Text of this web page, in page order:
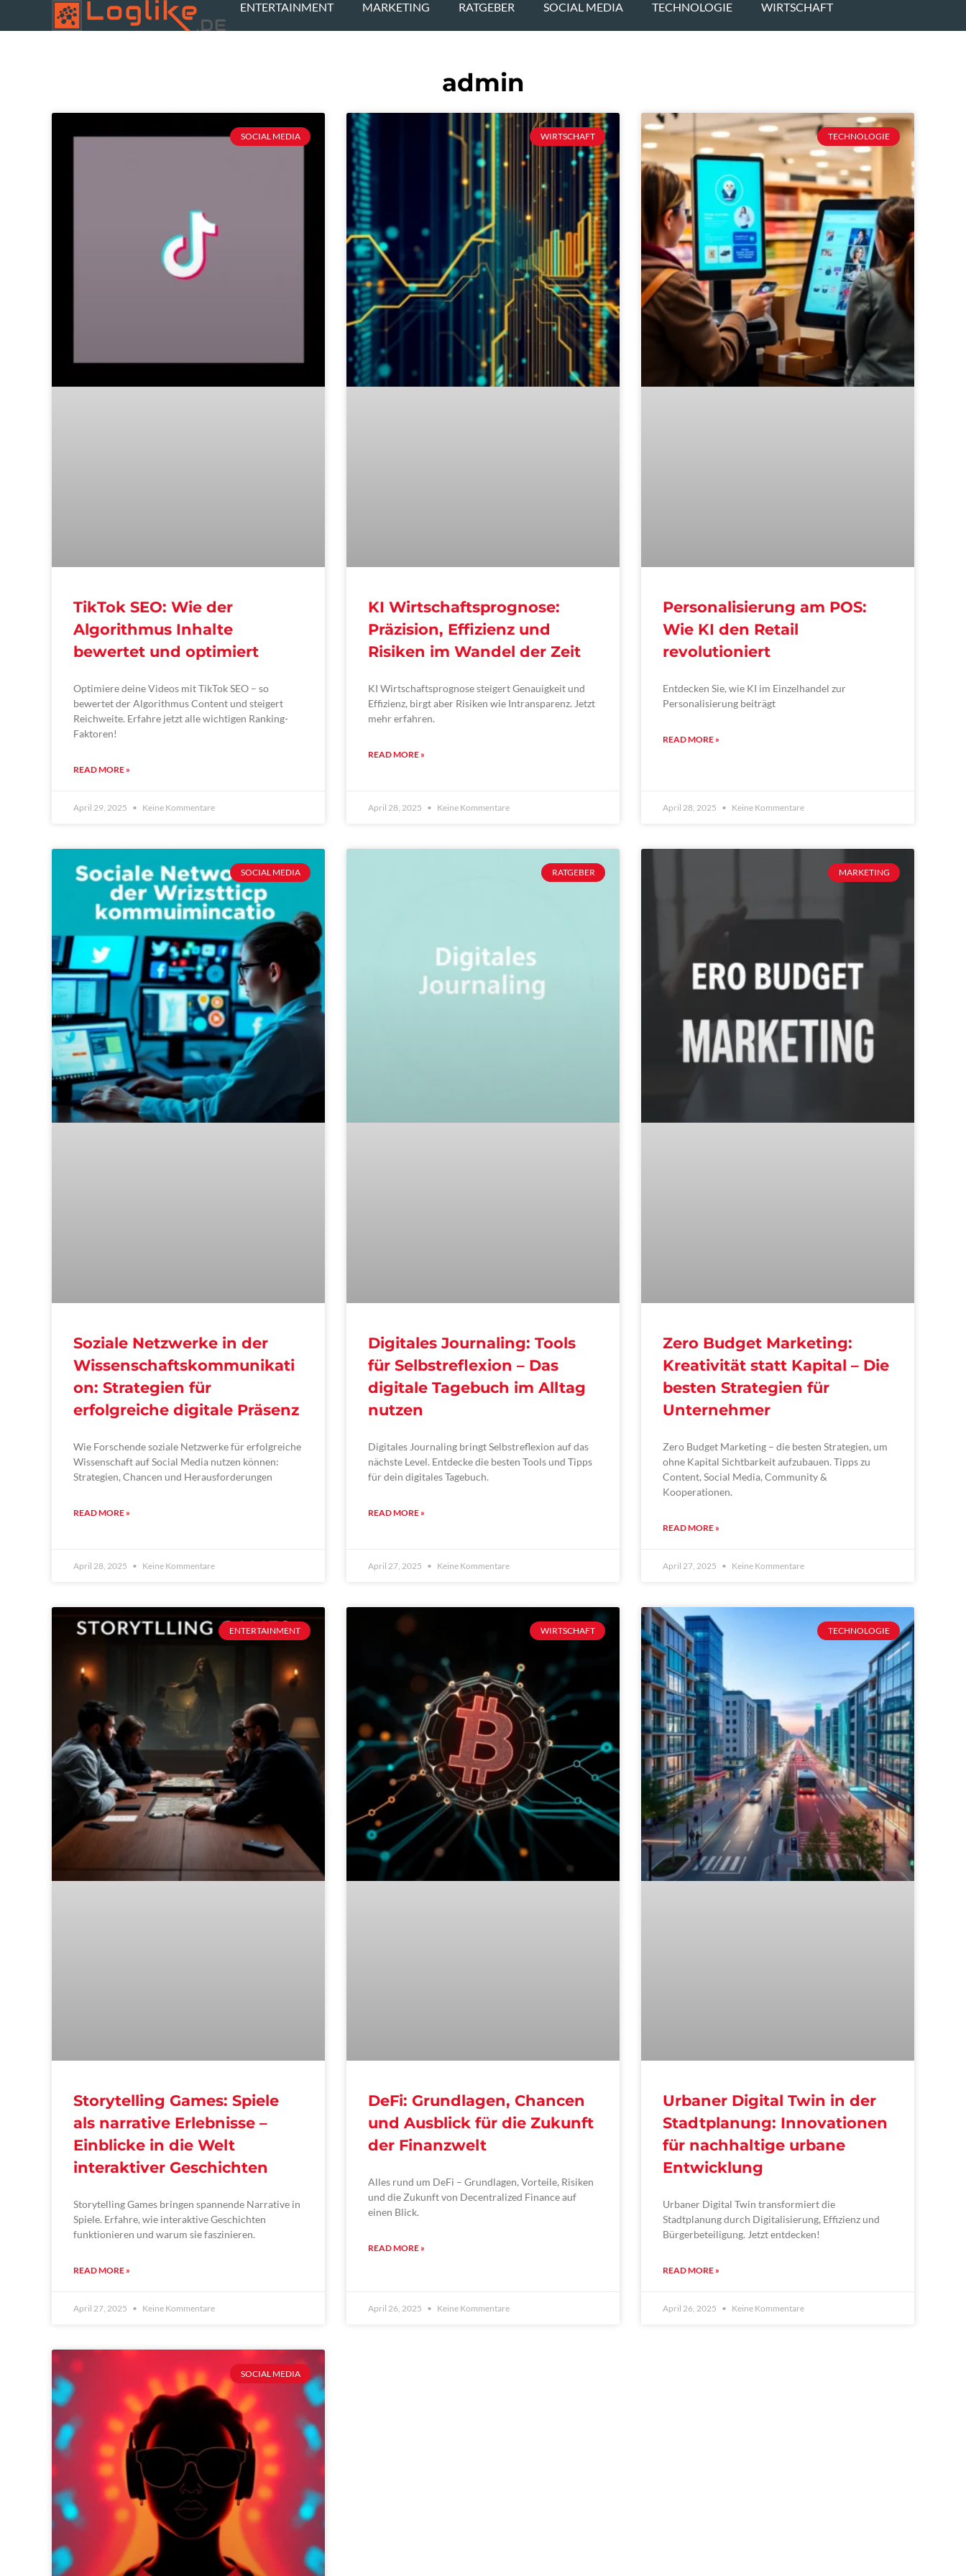
ENTERTAINMENT MARKETING RATGEBER SOCIAL MEDIA TECHNOLOGIE WIRTSCHAFT
admin
SOCIAL MEDIA
TikTok SEO: Wie der
Algorithmus Inhalte
bewertet und optimiert
Optimiere deine Videos mit TikTok SEO – so
bewertet der Algorithmus Content und steigert
Reichweite. Erfahre jetzt alle wichtigen Ranking-
Faktoren!
READ MORE »
April 29, 2025 Keine Kommentare
WIRTSCHAFT
KI Wirtschaftsprognose:
Präzision, Effizienz und
Risiken im Wandel der Zeit
KI Wirtschaftsprognose steigert Genauigkeit und
Effizienz, birgt aber Risiken wie Intransparenz. Jetzt
mehr erfahren.
READ MORE »
April 28, 2025 Keine Kommentare
TECHNOLOGIE
Personalisierung am POS:
Wie KI den Retail
revolutioniert
Entdecken Sie, wie KI im Einzelhandel zur
Personalisierung beiträgt
READ MORE »
April 28, 2025 Keine Kommentare
SOCIAL MEDIA
Soziale Netzwerke in der
Wissenschaftskommunikati
on: Strategien für
erfolgreiche digitale Präsenz
Wie Forschende soziale Netzwerke für erfolgreiche
Wissenschaft auf Social Media nutzen können:
Strategien, Chancen und Herausforderungen
READ MORE »
April 28, 2025 Keine Kommentare
RATGEBER
Digitales Journaling: Tools
für Selbstreflexion – Das
digitale Tagebuch im Alltag
nutzen
Digitales Journaling bringt Selbstreflexion auf das
nächste Level. Entdecke die besten Tools und Tipps
für dein digitales Tagebuch.
READ MORE »
April 27, 2025 Keine Kommentare
MARKETING
Zero Budget Marketing:
Kreativität statt Kapital – Die
besten Strategien für
Unternehmer
Zero Budget Marketing – die besten Strategien, um
ohne Kapital Sichtbarkeit aufzubauen. Tipps zu
Content, Social Media, Community &
Kooperationen.
READ MORE »
April 27, 2025 Keine Kommentare
ENTERTAINMENT
Storytelling Games: Spiele
als narrative Erlebnisse –
Einblicke in die Welt
interaktiver Geschichten
Storytelling Games bringen spannende Narrative in
Spiele. Erfahre, wie interaktive Geschichten
funktionieren und warum sie faszinieren.
READ MORE »
April 27, 2025 Keine Kommentare
WIRTSCHAFT
DeFi: Grundlagen, Chancen
und Ausblick für die Zukunft
der Finanzwelt
Alles rund um DeFi – Grundlagen, Vorteile, Risiken
und die Zukunft von Decentralized Finance auf
einen Blick.
READ MORE »
April 26, 2025 Keine Kommentare
TECHNOLOGIE
Urbaner Digital Twin in der
Stadtplanung: Innovationen
für nachhaltige urbane
Entwicklung
Urbaner Digital Twin transformiert die
Stadtplanung durch Digitalisierung, Effizienz und
Bürgerbeteiligung. Jetzt entdecken!
READ MORE »
April 26, 2025 Keine Kommentare
SOCIAL MEDIA